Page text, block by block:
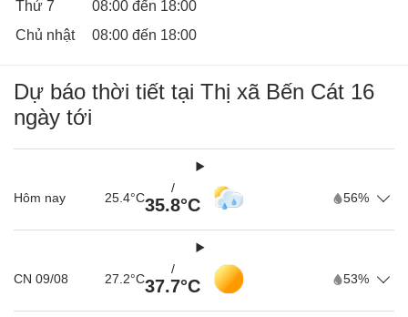
Thứ 7
08:00 đến 18:00
Chủ nhật
08:00 đến 18:00
Dự báo thời tiết tại Thị xã Bến Cát 16
ngày tới
Hôm nay 25.4°C
/
35.8°C 56%
CN 09/08 27.2°C
/
37.7°C 53%